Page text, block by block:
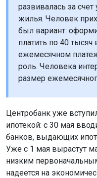
развивалась за
жилья. Человек
был вариант:
платить по 40
ежемесячном
роль. Человека
размер
Центробанк уже
ипотекой: с 30 мая
банков, выдающих
Уже с 1 мая вырастут
низким
надеется на